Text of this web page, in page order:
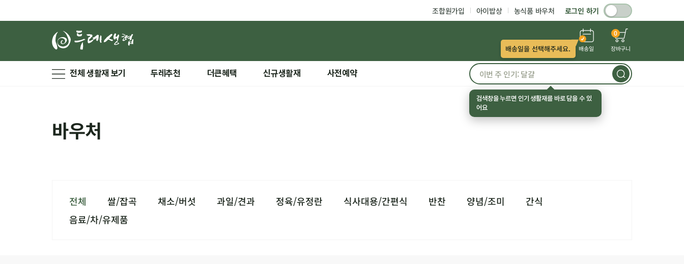
조합원가입 아이밥상 농식품 바우처 로그인 하기
배송일
배송일을 선택해주세요.
0
장바구니
전체 생활재 보기 두레추천 더큰혜택 신규생활재 사전예약
바우처
전체 쌀/잡곡 채소/버섯 과일/견과 정육/유정란 식사대용/간편식 반찬 양념/조미
간식
음료/차/유제품
검색창을 누르면 인기 생활재를 바로 담을 수 있
어요